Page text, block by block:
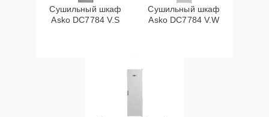
Сушильный шкаф
Asko DC7784 V.S
Сушильный шкаф
Asko DC7784 V.W